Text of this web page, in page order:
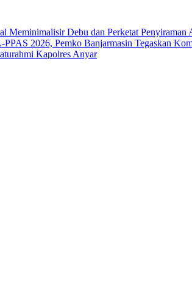
Meminimalisir Debu dan Perketat
2026, Pemko Banjarmasin Tegaskan
Kapolres Anyar